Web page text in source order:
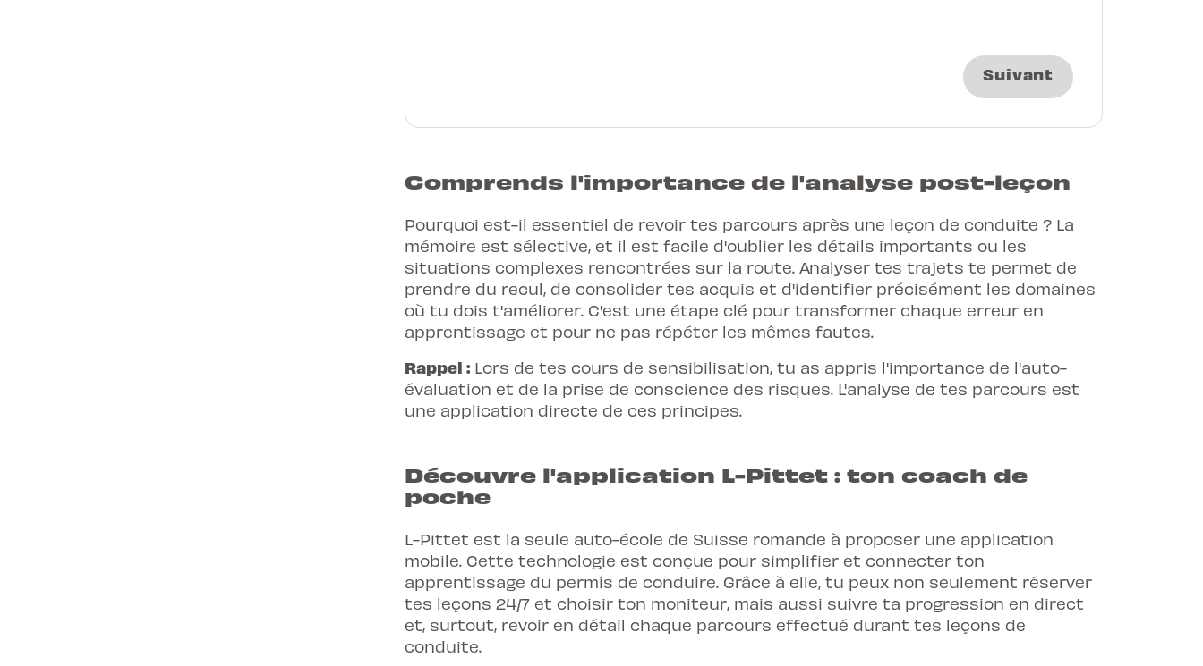
Suivant
Comprends l'importance de l'analyse post-leçon
Pourquoi est-il essentiel de revoir tes parcours après une leçon de conduite ? La
mémoire est sélective, et il est facile d'oublier les détails importants ou les
situations complexes rencontrées sur la route. Analyser tes trajets te permet de
prendre du recul, de consolider tes acquis et d'identifier précisément les domaines
où tu dois t'améliorer. C'est une étape clé pour transformer chaque erreur en
apprentissage et pour ne pas répéter les mêmes fautes.
Rappel : Lors de tes cours de sensibilisation, tu as appris l'importance de l'auto-
évaluation et de la prise de conscience des risques. L'analyse de tes parcours est
une application directe de ces principes.
Découvre l'application L-Pittet : ton coach de
poche
L-Pittet est la seule auto-école de Suisse romande à proposer une application
mobile. Cette technologie est conçue pour simplifier et connecter ton
apprentissage du permis de conduire. Grâce à elle, tu peux non seulement réserver
tes leçons 24/7 et choisir ton moniteur, mais aussi suivre ta progression en direct
et, surtout, revoir en détail chaque parcours effectué durant tes leçons de
conduite.